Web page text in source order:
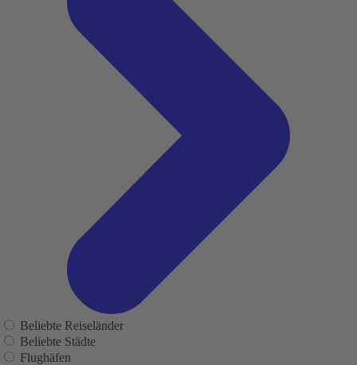
Beliebte Reiseländer
Beliebte Städte
Flughäfen